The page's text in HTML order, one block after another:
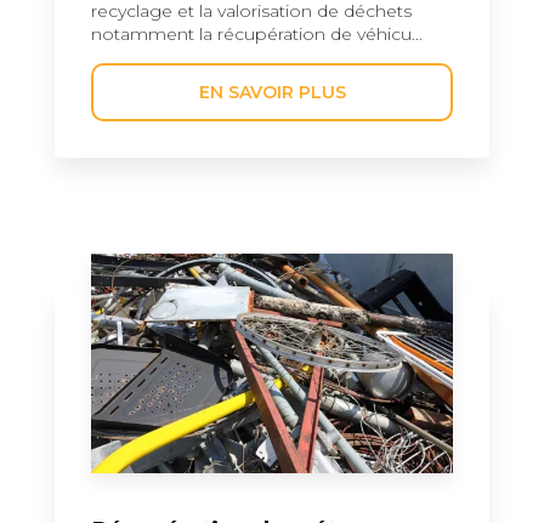
recyclage et la valorisation de déchets
notamment la récupération de véhicu...
EN SAVOIR PLUS